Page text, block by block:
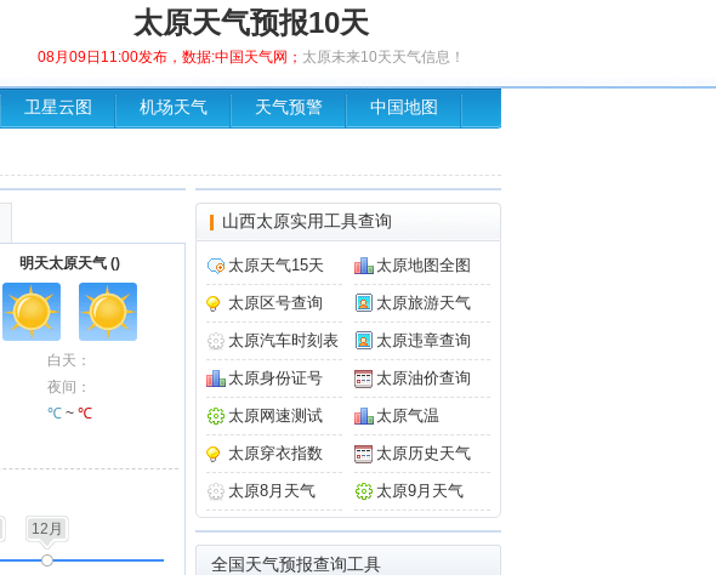
太原天气预报10天
08月09日11:00发布，数据:中国天气网； 太原未来10天天气信息！
卫星云图 机场天气 天气预警 中国地图
明天太原天气 ()
白天：
夜间：
℃~ ℃
12月
山西太原实用工具查询
太原天气15天 太原地图全图
太原区号查询 太原旅游天气
太原汽车时刻表 太原违章查询
太原身份证号 太原油价查询
太原网速测试 太原气温
太原穿衣指数 太原历史天气
太原8月天气 太原9月天气
全国天气预报查询工具